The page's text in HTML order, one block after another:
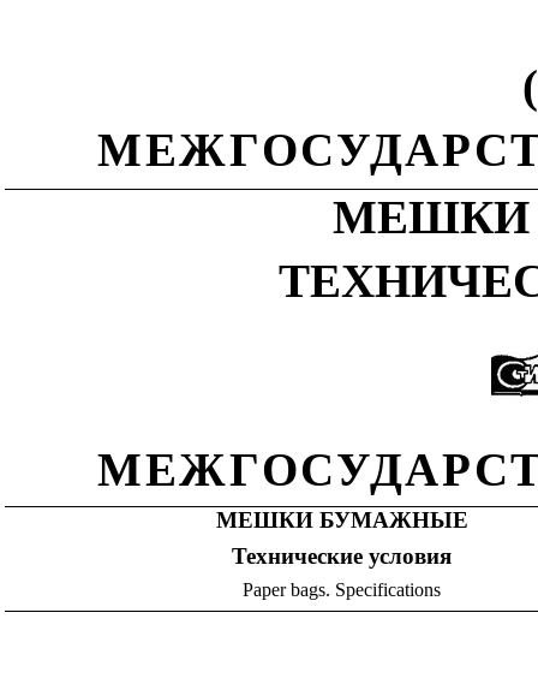
МЕШКИ
МЕШКИ БУМАЖНЫЕ
Технические условия
Paper bags. Specifications